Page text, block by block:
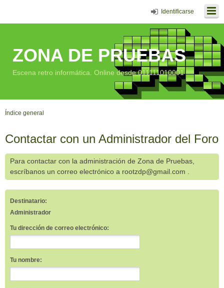
Identificarse
ZONA DE PRUEBAS
Escena retro informática. Online desde 011111010001
Índice general
Contactar con un Administrador del Foro
Para contactar con la administración de Zona de Pruebas,
escríbanos un correo electrónico a rootzdp@gmail.com .
Destinatario:
Administrador
Tu dirección de correo electrónico:
Tu nombre: